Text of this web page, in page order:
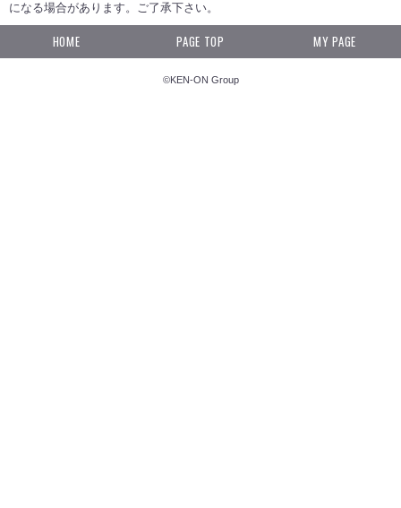
になる場合があります。ご了承下さい。
HOME PAGE TOP MY PAGE
©KEN-ON Group